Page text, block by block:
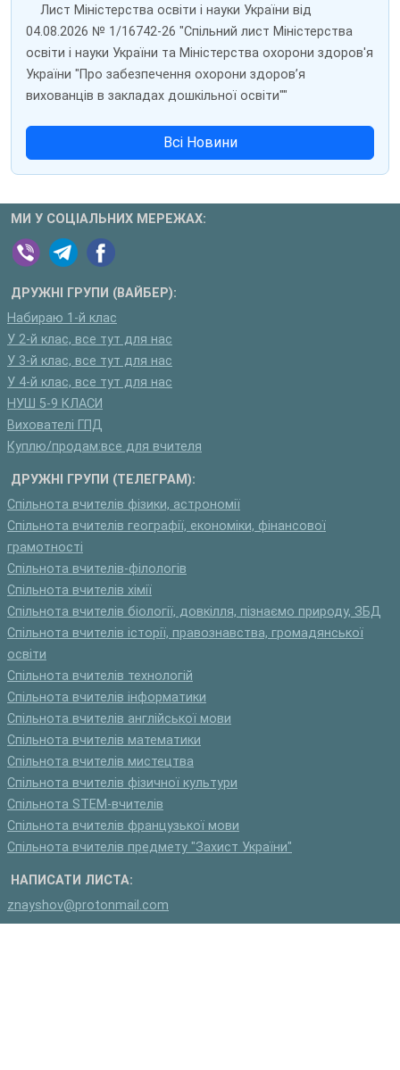
Лист Міністерства освіти і науки України від
04.08.2026 № 1/16742-26 "Спільний лист Міністерства
освіти і науки України та Міністерства охорони здоров'я
України "Про забезпечення охорони здоров’я
вихованців в закладах дошкільної освіти""
Всі Новини
МИ У СОЦІАЛЬНИХ МЕРЕЖАХ:
ДРУЖНІ ГРУПИ (ВАЙБЕР):
Набираю 1-й клас
У 2-й клас, все тут для нас
У 3-й клас, все тут для нас
У 4-й клас, все тут для нас
НУШ 5-9 КЛАСИ
Вихователі ГПД
Куплю/продам:все для вчителя
ДРУЖНІ ГРУПИ (ТЕЛЕГРАМ):
Спільнота вчителів фізики, астрономії
Спільнота вчителів географії, економіки, фінансової
грамотності
Спільнота вчителів-філологів
Спільнота вчителів хімії
Спільнота вчителів біології, довкілля, пізнаємо природу, ЗБД
Спільнота вчителів історії, правознавства, громадянської
освіти
Спільнота вчителів технологій
Спільнота вчителів інформатики
Спільнота вчителів англійської мови
Спільнота вчителів математики
Спільнота вчителів мистецтва
Спільнота вчителів фізичної культури
Спільнота STEM-вчителів
Спільнота вчителів французької мови
Спільнота вчителів предмету "Захист України"
НАПИСАТИ ЛИСТА:
znayshov@protonmail.com